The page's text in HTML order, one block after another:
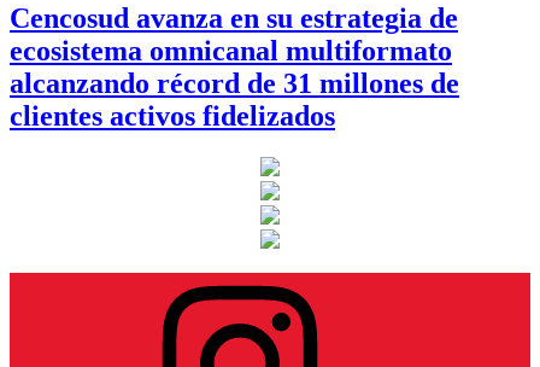
Cencosud avanza en su estrategia de
ecosistema omnicanal multiformato
alcanzando récord de 31 millones de
clientes activos fidelizados